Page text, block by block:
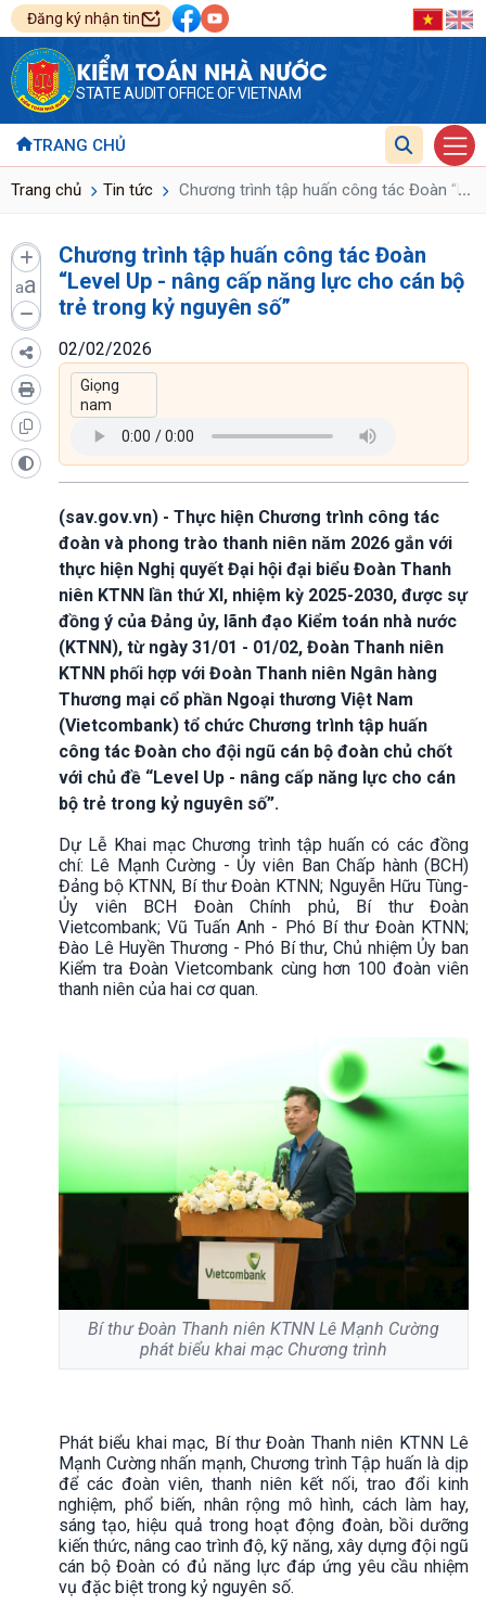
Đăng ký nhận tin
KIỂM TOÁN NHÀ NƯỚC
STATE AUDIT OFFICE OF VIETNAM
TRANG CHỦ
Trang chủ Tin tức Chương trình tập huấn công tác Đoàn ...
aa
Chương trình tập huấn công tác Đoàn
“Level Up - nâng cấp năng lực cho cán bộ
trẻ trong kỷ nguyên số”
02/02/2026
(sav.gov.vn) - Thực hiện Chương trình công tác
đoàn và phong trào thanh niên năm 2026 gắn với
thực hiện Nghị quyết Đại hội đại biểu Đoàn Thanh
niên KTNN lần thứ XI, nhiệm kỳ 2025-2030, được sự
đồng ý của Đảng ủy, lãnh đạo Kiểm toán nhà nước
(KTNN), từ ngày 31/01 - 01/02, Đoàn Thanh niên
KTNN phối hợp với Đoàn Thanh niên Ngân hàng
Thương mại cổ phần Ngoại thương Việt Nam
(Vietcombank) tổ chức Chương trình tập huấn
công tác Đoàn cho đội ngũ cán bộ đoàn chủ chốt
với chủ đề “Level Up - nâng cấp năng lực cho cán
bộ trẻ trong kỷ nguyên số”.
Dự Lễ Khai mạc Chương trình tập huấn có các đồng
chí: Lê Mạnh Cường - Ủy viên Ban Chấp hành (BCH)
Đảng bộ KTNN, Bí thư Đoàn KTNN; Nguyễn Hữu Tùng-
Ủy viên BCH Đoàn Chính phủ, Bí thư Đoàn
Vietcombank; Vũ Tuấn Anh - Phó Bí thư Đoàn KTNN;
Đào Lê Huyền Thương - Phó Bí thư, Chủ nhiệm Ủy ban
Kiểm tra Đoàn Vietcombank cùng hơn 100 đoàn viên
thanh niên của hai cơ quan.
Bí thư Đoàn Thanh niên KTNN Lê Mạnh Cường
phát biểu khai mạc Chương trình
Phát biểu khai mạc, Bí thư Đoàn Thanh niên KTNN Lê
Mạnh Cường nhấn mạnh, Chương trình Tập huấn là dịp
để các đoàn viên, thanh niên kết nối, trao đổi kinh
nghiệm, phổ biến, nhân rộng mô hình, cách làm hay,
sáng tạo, hiệu quả trong hoạt động đoàn, bồi dưỡng
kiến thức, nâng cao trình độ, kỹ năng, xây dựng đội ngũ
cán bộ Đoàn có đủ năng lực đáp ứng yêu cầu nhiệm
vụ đặc biệt trong kỷ nguyên số.